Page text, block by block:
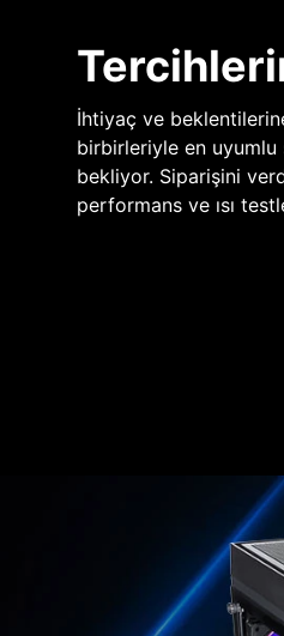
İhtiyaç ve
birbirleriyle en uyumlu
bekliyor. Siparişini
performans ve ısı